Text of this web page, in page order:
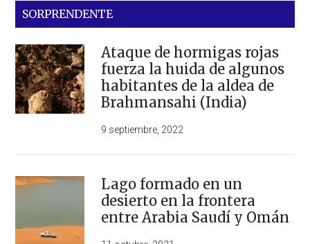
SORPRENDENTE
Ataque de hormigas rojas
fuerza la huida de algunos
habitantes de la aldea de
Brahmansahi (India)
9 septiembre, 2022
Lago formado en un
desierto en la frontera
entre Arabia Saudí y Omán